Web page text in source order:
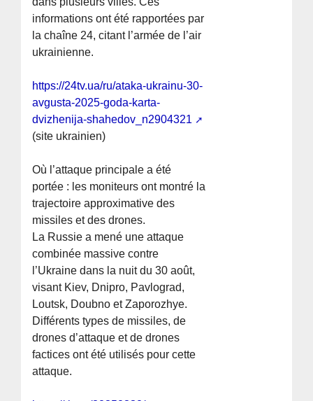
informations ont été rapportées par
la chaîne 24, citant l’armée de l’air
ukrainienne.
https://24tv.ua/ru/ataka-ukrainu-30-
avgusta-2025-goda-karta-
dvizhenija-shahedov_n2904321
(site ukrainien)
Où l’attaque principale a été
portée : les moniteurs ont montré la
trajectoire approximative des
missiles et des drones.
La Russie a mené une attaque
combinée massive contre
l’Ukraine dans la nuit du 30 août,
visant Kiev, Dnipro, Pavlograd,
Loutsk, Doubno et Zaporozhye.
Différents types de missiles, de
drones d’attaque et de drones
factices ont été utilisés pour cette
attaque.